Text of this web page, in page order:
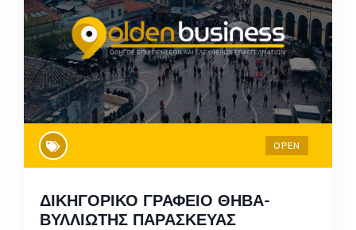
OPEN
ΔΙΚΗΓΟΡΙΚΟ ΓΡΑΦΕΙΟ ΘΗΒΑ-
ΒΥΛΛΙΩΤΗΣ ΠΑΡΑΣΚΕΥΑΣ